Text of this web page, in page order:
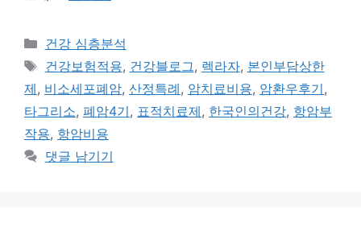
카
테
고
리
건강 심층분석
태
그
건강보험적용, 건강블로그, 렉라자, 본인부담상한
제, 비소세포폐암, 산정특례, 암치료비용, 암환우후기,
타그리소, 폐암4기, 표적치료제, 한국인의건강, 항암부
작용, 항암비용
댓글 남기기